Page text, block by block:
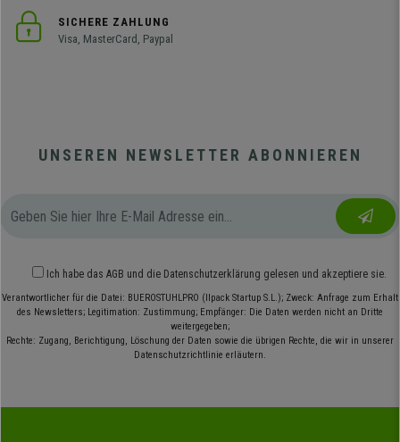
SICHERE ZAHLUNG
Visa, MasterCard, Paypal
UNSEREN NEWSLETTER ABONNIEREN
Ich habe das AGB und die Datenschutzerklärung gelesen und akzeptiere sie.
Verantwortlicher für die Datei: BUEROSTUHLPRO (Ilpack Startup S.L.); Zweck: Anfrage zum Erhalt
des Newsletters; Legitimation: Zustimmung; Empfänger: Die Daten werden nicht an Dritte
weitergegeben;
Rechte: Zugang, Berichtigung, Löschung der Daten sowie die übrigen Rechte, die wir in unserer
Datenschutzrichtlinie erläutern.